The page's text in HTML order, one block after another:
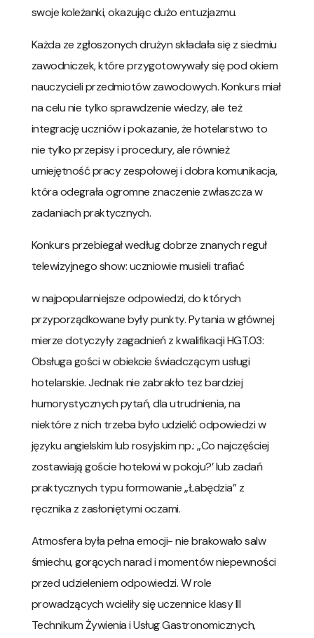
swoje koleżanki, okazując dużo entuzjazmu.
Każda ze zgłoszonych drużyn składała się z siedmiu
zawodniczek, które przygotowywały się pod okiem
nauczycieli przedmiotów zawodowych. Konkurs miał
na celu nie tylko sprawdzenie wiedzy, ale też
integrację uczniów i pokazanie, że hotelarstwo to
nie tylko przepisy i procedury, ale również
umiejętność pracy zespołowej i dobra komunikacja,
która odegrała ogromne znaczenie zwłaszcza w
zadaniach praktycznych.
Konkurs przebiegał według dobrze znanych reguł
telewizyjnego show: uczniowie musieli trafiać
w najpopularniejsze odpowiedzi, do których
przyporządkowane były punkty. Pytania w głównej
mierze dotyczyły zagadnień z kwalifikacji HGT.03:
Obsługa gości w obiekcie świadczącym usługi
hotelarskie. Jednak nie zabrakło tez bardziej
humorystycznych pytań, dla utrudnienia, na
niektóre z nich trzeba było udzielić odpowiedzi w
języku angielskim lub rosyjskim np.: „Co najczęściej
zostawiają goście hotelowi w pokoju?’ lub zadań
praktycznych typu formowanie „Łabędzia” z
ręcznika z zasłoniętymi oczami.
Atmosfera była pełna emocji- nie brakowało salw
śmiechu, gorących narad i momentów niepewności
przed udzieleniem odpowiedzi. W role
prowadzących wcieliły się uczennice klasy III
Technikum Żywienia i Usług Gastronomicznych,